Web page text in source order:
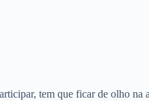
tem que ficar de olho na